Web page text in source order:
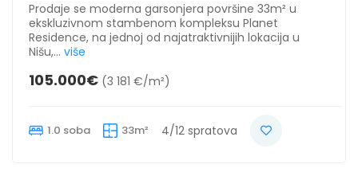
Prodaje se moderna garsonjera površine 33m² u
ekskluzivnom stambenom kompleksu Planet
Residence, na jednoj od najatraktivnijih lokacija u
Nišu,... više
105.000€ (3 181 €/m²)
1.0 soba 33m² 4/12 spratova